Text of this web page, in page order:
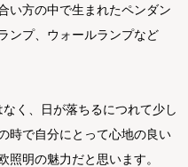
い方の中で生まれたペンダン
ンプ、ウォールランプなど
く、日が落ちるにつれて少し
時で自分にとって心地の良い
明の魅力だと思います。